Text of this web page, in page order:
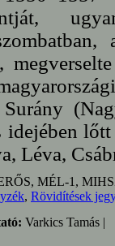
idejében
Léva,
MÉL-1,
, Rövidítések
Varkics Tamás |